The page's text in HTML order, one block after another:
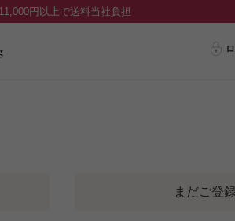
円以上で送料当社負担
まだご登